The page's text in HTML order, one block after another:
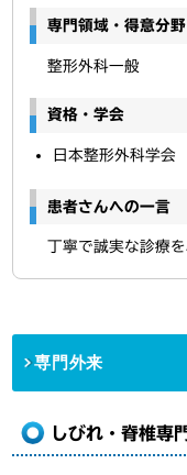
専門領域・得意分野
整形外科一般
資格・学会
日本整形外科学会
患者さんへの一言
丁寧で誠実な診療を
専門外来
しびれ・脊椎専